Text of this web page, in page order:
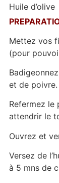
Huile d’olive
Mettez vos
(pour
et de poivre.
Refermez le
attendrir le
Ouvrez et
Versez de
à 5 mns de